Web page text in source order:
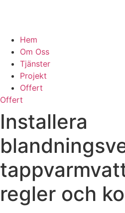
Hem
Om Oss
Tjänster
Projekt
Offert
Offert
Installera
regler och